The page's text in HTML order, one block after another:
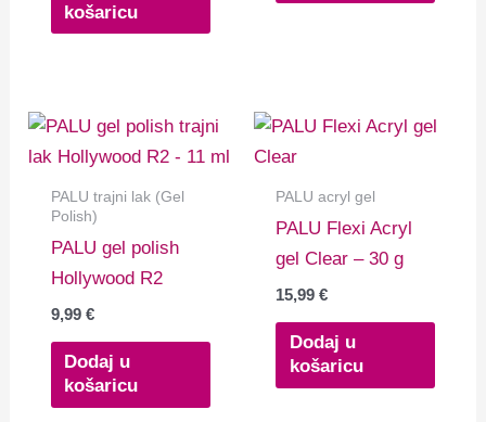
košaricu
PALU trajni lak (Gel
Polish)
PALU gel polish
Hollywood R2
9,99 €
Dodaj u
košaricu
PALU acryl gel
PALU Flexi Acryl
gel Clear – 30 g
15,99€
Dodaj u
košaricu